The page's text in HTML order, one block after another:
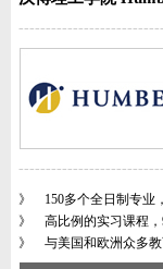
》 150多个全日制专业
》 高比例的实习课程，
》 与美国和欧洲众多教